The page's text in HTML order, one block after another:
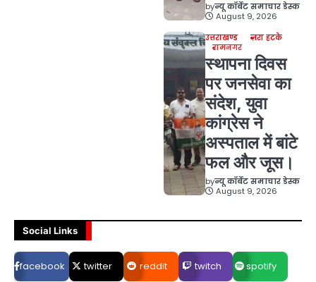
byन्यू कॉर्बेट समाचार डेस्क
August 9, 2026
उत्तराखण्ड
ज़रा हटके
रामनगर
स्थापना दिवस
पर जनसेवा का
संदेश, युवा
कांग्रेस ने
अस्पताल में बांटे
फल और जूस।
byन्यू कॉर्बेट समाचार डेस्क
August 9, 2026
Social Links
facebook twitter reddit twitch spotify